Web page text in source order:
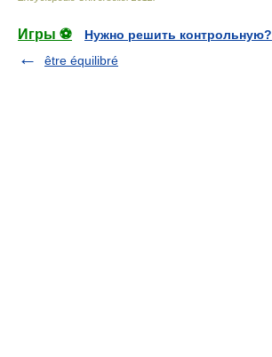
Игры ⚽
Нужно решить контрольную?
être équilibré